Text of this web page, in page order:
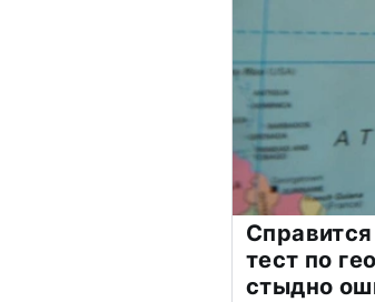
тест по
стыдно